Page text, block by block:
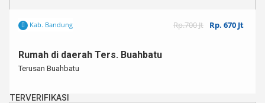
Kab. Bandung Rp.700 Jt Rp. 670 Jt
Rumah di daerah Ters. Buahbatu
Terusan Buahbatu
TERVERIFIKASI